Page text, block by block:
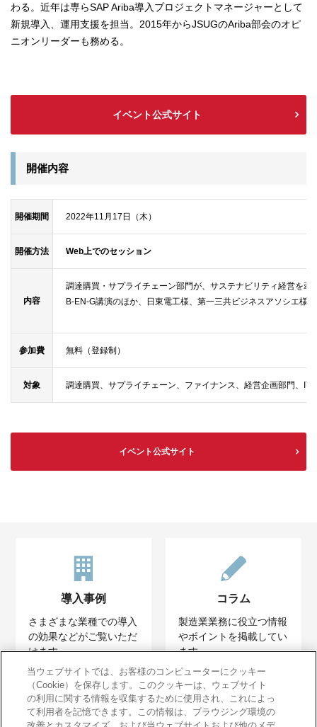
わる。近年は専らSAP Ariba導入プロジェクトマネージャーとして
新規導入、運用支援を担当。2015年からJSUGのAriba部会のオピ
ニオンリーダーも務める。
イベント公式サイト
開催内容
開催期間 2022年11月17日（木）
開催方法 Web上でのセッション
内容
調達購買・サプライチェーン部門が、サステナビリティ経営を
B-EN-G講演のほか、日東電工様、第一三共ビジネスアソシエ様
参加費 無料（登録制）
対象 調達購買、サプライチェーン、ファイナンス、経営企画部門、
イベント公式サイト
導入事例
さまざまな業種での導入
の効果などがご覧いただ
けます。
コラム
製造業業務に役立つ情報
やポイントを掲載してい
ます。
当ウェブサイトでは、お客様のコンピューターにクッキー
（Cookie）を保存します。このクッキーは、ウェブサイト
の利用に関する情報を収集するために使用され、これによっ
て利用者を記憶できます。この情報は、ブラウジング環境の